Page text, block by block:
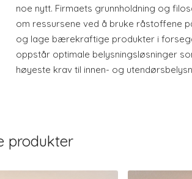
noe nytt. Firmaets grunnholdning og
om ressursene ved å bruke råstoffene
og lage bærekraftige produkter i
oppstår optimale belysningsløsninger
høyeste krav til innen- og
produkter